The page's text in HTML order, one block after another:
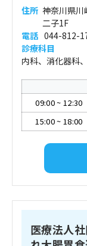
住所 神奈川県
二子1F
電話 044-812-
診療科目
内科、消化器科
09:00~ 12:30
15:00~ 18:00
医療法人